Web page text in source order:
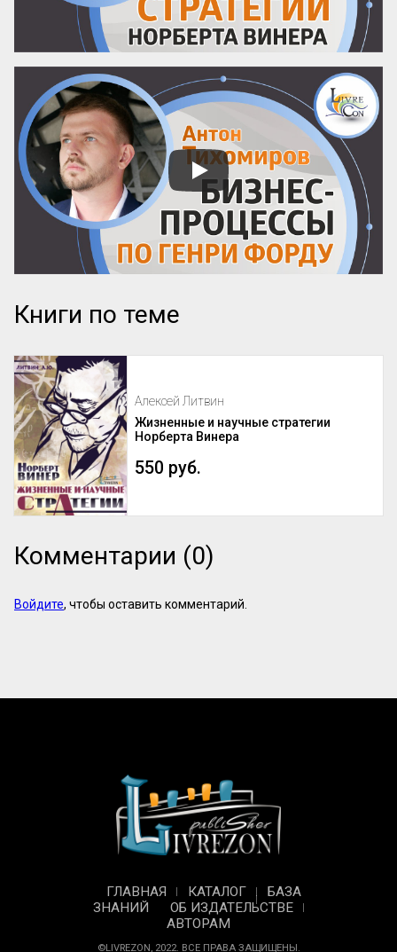
Книги по теме
Алексей Литвин
Жизненные и научные стратегии
Норберта Винера
550 руб.
Комментарии (0)
Войдите, чтобы оставить комментарий.
ГЛАВНАЯ КАТАЛОГ
БАЗА
ЗНАНИЙ
ОБ ИЗДАТЕЛЬСТВЕ
АВТОРАМ
©LIVREZON, 2022. ВСЕ ПРАВА ЗАЩИЩЕНЫ.